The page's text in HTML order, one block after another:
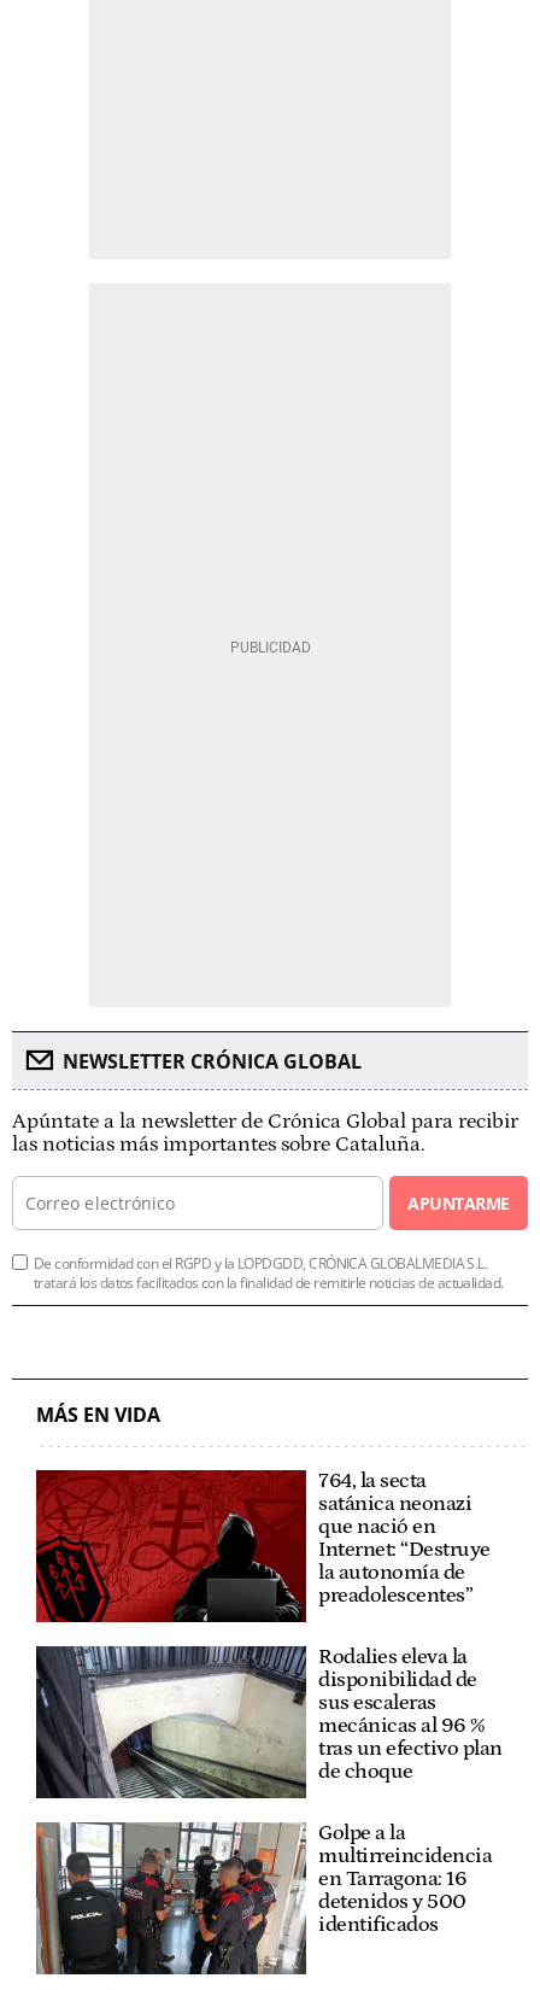
NEWSLETTER CRÓNICA GLOBAL
Apúntate a la newsletter de Crónica Global para recibir
las noticias más importantes sobre Cataluña.
APUNTARME
De conformidad con el RGPD y la LOPDGDD, CRÓNICA GLOBALMEDIA S.L.
tratará los datos facilitados con la finalidad de remitirle noticias de actualidad.
MÁS EN VIDA
764, la secta
satánica neonazi
que nació en
Internet: “Destruye
la autonomía de
preadolescentes”
Rodalies eleva la
disponibilidad de
sus escaleras
mecánicas al 96 %
tras un efectivo plan
de choque
Golpe a la
multirreincidencia
en Tarragona: 16
detenidos y 500
identificados